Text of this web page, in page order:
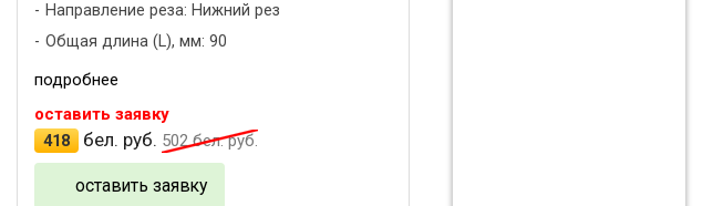
Направление реза: Нижний рез
Общая длина (L), мм: 90
подробнее
оставить заявку
418
бел. руб. 502бел. руб.
оставить заявку